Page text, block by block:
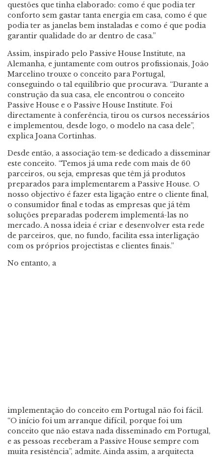
questões que tinha elaborado: como é que podia ter
conforto sem gastar tanta energia em casa, como é que
podia ter as janelas bem instaladas e como é que podia
garantir qualidade do ar dentro de casa.”
Assim, inspirado pelo Passive House Institute, na
Alemanha, e juntamente com outros profissionais, João
Marcelino trouxe o conceito para Portugal,
conseguindo o tal equilíbrio que procurava. “Durante a
construção da sua casa, ele encontrou o conceito
Passive House e o Passive House Institute. Foi
directamente à conferência, tirou os cursos necessários
e implementou, desde logo, o modelo na casa dele”,
explica Joana Cortinhas.
Desde então, a associação tem-se dedicado a disseminar
este conceito. “Temos já uma rede com mais de 60
parceiros, ou seja, empresas que têm já produtos
preparados para implementarem a Passive House. O
nosso objectivo é fazer esta ligação entre o cliente final,
o consumidor final e todas as empresas que já têm
soluções preparadas poderem implementá-las no
mercado. A nossa ideia é criar e desenvolver esta rede
de parceiros, que, no fundo, facilita essa interligação
com os próprios projectistas e clientes finais.”
No entanto, a
implementação do conceito em Portugal não foi fácil.
“O início foi um arranque difícil, porque foi um
conceito que não estava nada disseminado em Portugal,
e as pessoas receberam a Passive House sempre com
muita resistência”, admite. Ainda assim, a arquitecta